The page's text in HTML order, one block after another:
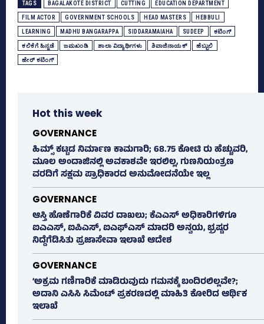
TAGS BAGALAKOTE DISTRICT CUTTING EDUCATION DEPARTMENT
FILM ACTOR GOVERNMENT SCHOOLS HEAD MASTERS HEBBULI
LEARNING MADHU BANGARAPPA SIDDARAMAIAHA SUDEEP ಕಟಿಂಗ್‌
ಕಲಿಕೆಗೆ ಹಿನ್ನಡೆ ಜಮಖಂಡಿ ಶಾಲಾ ವಿದ್ಯಾರ್ಥಿಗಳು ಶಿವಾಜಿನಾಯಕ್‌ ಹೆಬ್ಬುಲಿ
ಹೇರ್‍‌ ಕಟಿಂಗ್‌
Hot this week
GOVERNANCE
ಹಿಮ್ಸ್‌ ಕಟ್ಟಡ ನಿರ್ಮಾಣ ಕಾಮಗಾರಿ; 68.75 ಕೋಟಿ ರು ಹೆಚ್ಚುವರಿ,
ಮೂಲ ಅಂದಾಜಿನಲ್ಲಿ ಅವಕಾಶವೇ ಇರಲಿಲ್ಲ, ಗುಣನಿಯಂತ್ರಣ
ವರದಿಗೆ ಸಕ್ಷಮ ಪ್ರಾಧಿಕಾರದ ಅನುಮೋದನೆಯೇ ಇಲ್ಲ
GOVERNANCE
ಆಸ್ತಿ ಹೊಣೆಗಾರಿಕೆ ವಿವರ ದಾಖಲು; ಕೆಎಎಸ್ ಅಧಿಕಾರಿಗಳಿಗೂ
ಐಎಎಸ್‌, ಐಪಿಎಸ್‌, ಐಎಫ್‌ಎಸ್‌ ಮಾದರಿ ಅನ್ವಯ, ಭ್ರಷ್ಟರ
ನಿದ್ದೆಗೆಡಿಸಿತು ಪ್ರಜಾಸೇವಾ ಇಲಾಖೆ ಆದೇಶ
GOVERNANCE
‘ಅಕ್ರಮ ಗಣಿಗಾರಿಕೆ ಮಾಡಿರುವುದು ಗಮನಕ್ಕೆ ಬಂದಿರಲಿಲ್ಲವೇ?;
ಅದಾನಿ ಎಸಿಸಿ ಸಿಮೆಂಟ್ ಪ್ರಕರಣದಲ್ಲಿ ಮಾಹಿತಿ ಕೋರಿದ ಆರ್ಥಿಕ
ಇಲಾಖೆ